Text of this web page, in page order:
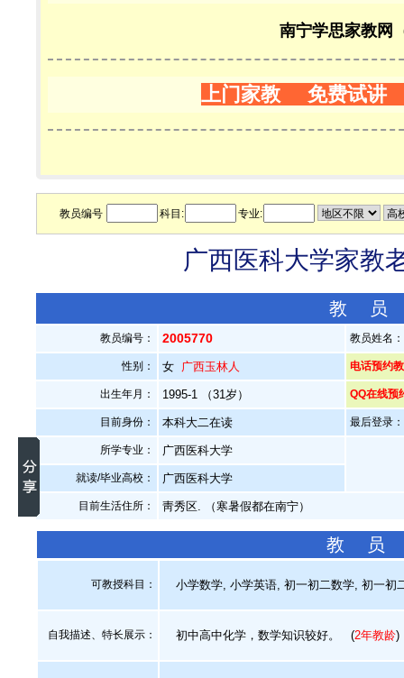
南宁学思家教网
上门家教 免费试讲
教员编号 科目: 专业:
广西医科大学家教
教
教员编号： 2005770 教员姓名
性别： 女 广西玉林人 电话预约
出生年月： 1995-1 （31岁） QQ在线预
目前身份： 本科大二在读 最后登录
所学专业： 广西医科大学
就读/毕业高校： 广西医科大学
目前生活住所： 靑秀区. （寒暑假都在南宁）
教 员
可教授科目： 小学数学, 小学英语, 初一初二数学, 初一初
自我描述、特长展示 ： 初中高中化学，数学知识较好。 (2年教龄)